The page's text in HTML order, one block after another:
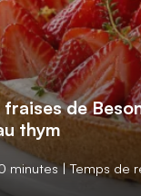
de
thym
minutes | Temps de